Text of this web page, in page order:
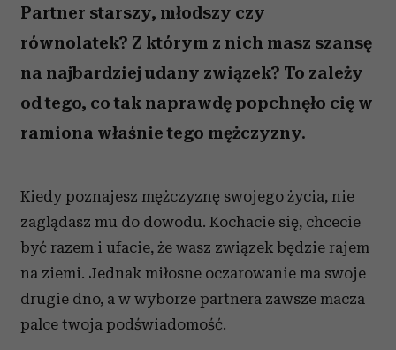
Partner starszy, młodszy czy
równolatek? Z którym z nich masz szansę
na najbardziej udany związek? To zależy
od tego, co tak naprawdę popchnęło cię w
ramiona właśnie tego mężczyzny.
Kiedy poznajesz mężczyznę swojego życia, nie
zaglądasz mu do dowodu. Kochacie się, chcecie
być razem i ufacie, że wasz związek będzie rajem
na ziemi. Jednak miłosne oczarowanie ma swoje
drugie dno, a w wyborze partnera zawsze macza
palce twoja podświadomość.